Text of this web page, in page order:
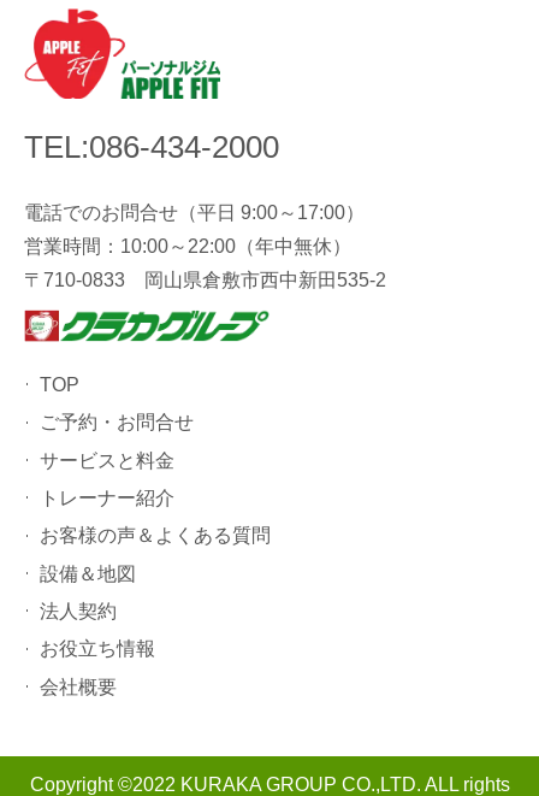
TEL:086-434-2000
電話でのお問合せ（平日 9:00～17:00）
営業時間：10:00～22:00（年中無休）
〒710-0833 岡山県倉敷市西中新田535-2
TOP
ご予約・お問合せ
サービスと料金
トレーナー紹介
お客様の声＆よくある質問
設備＆地図
法人契約
お役立ち情報
会社概要
Copyright ©2022 KURAKA GROUP CO.,LTD. ALL rights